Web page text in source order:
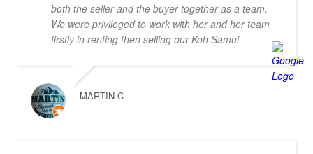
both the seller and the buyer together as a team.
We were privileged to work with her and her team
firstly in renting then selling our Koh Samui
Realtor such dedication and support at every stage
of our journey. From the get-go we also listed with
other agents on Samui who didn't raise a finger to
either promote the property unless a client
MARTIN C